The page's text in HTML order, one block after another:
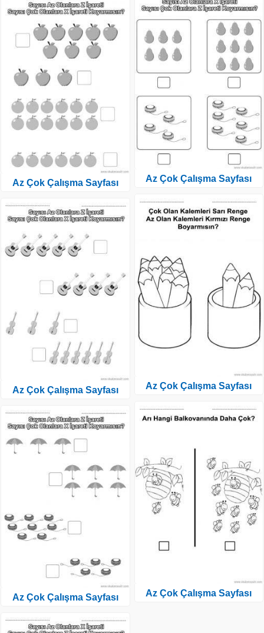
Az Çok Çalışma Sayfası
Az Çok Çalışma Sayfası
Az Çok Çalışma Sayfası
Az Çok Çalışma Sayfası
Az Çok Çalışma Sayfası
Az Çok Çalışma Sayfası